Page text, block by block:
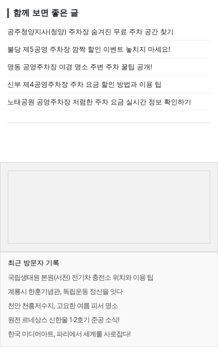
함께 보면 좋은 글
공주청양지사(청양) 주차장 숨겨진 무료 주차 공간 찾기
불당 제5공영 주차장 깜짝 할인 이벤트 놓치지 마세요!
명동 공영주차장 야경 명소 주변 주차 꿀팁 공개!
신부 제4공영주차장 주차 요금 할인 방법과 이용 팁
노태공원 공영주차장 저렴한 주차 요금 실시간 정보 확인하기
최근 방문자 기록
국립생태원 본원(서천) 전기차 충전소 위치와 이용 팁
계룡시 한훈기념관, 독립운동 정신을 잇다
천안 천흥저수지, 고요한 여름 피서 명소
원전 르네상스 신한울 1·2호기 준공 소식!
한국 미디어아트, 파리에서 세계를 사로잡다!